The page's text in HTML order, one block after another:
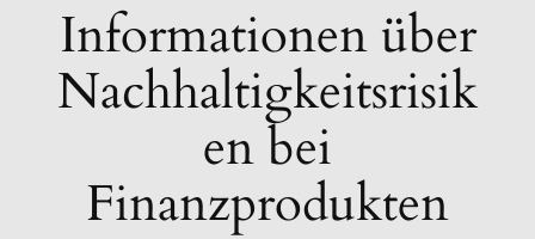
Informationen über
Nachhaltigkeitsrisik
en bei
Finanzprodukten